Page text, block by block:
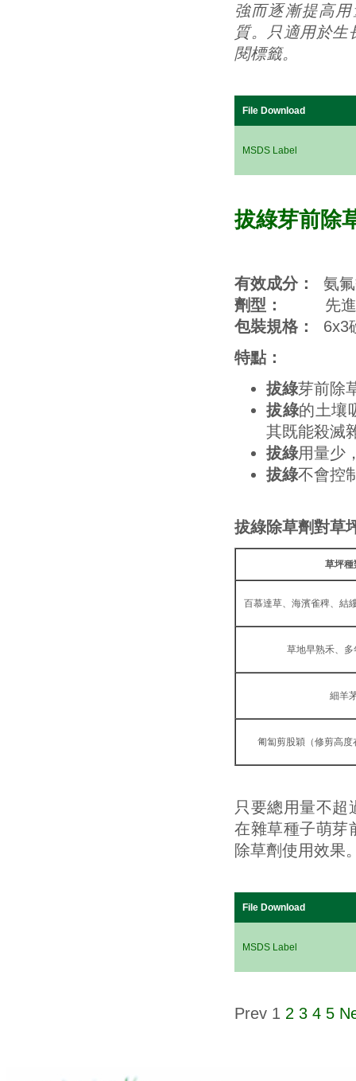
強而逐漸提高
質。只適用於
閱標籤。
File Download
MSDS Label
拔綠芽前除
有效成分： 氨
劑型：
先進的
包裝規格：
6x3
特點：
拔綠芽前除
拔綠的土壤
其既能殺滅
拔綠用量少
拔綠不會控
拔綠除草劑對草
草坪種
百慕達草、海濱雀稗、結
草地早熟禾、
細羊
匍匐剪股穎（修剪高
只要總用量不超
在雜草種子萌芽
除草劑使用效果
File Download
MSDS Label
Prev 1 2 3 4 5